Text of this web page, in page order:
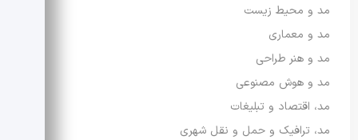
مد و محیط زیست
مد و معماری
مد و هنر طراحی
مد و هوش مصنوعی
مد، اقتصاد و تبلیغات
مد، ترافیک و حمل و نقل شهری